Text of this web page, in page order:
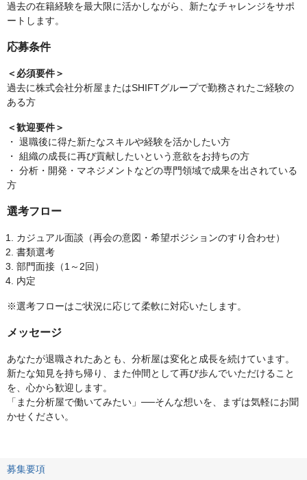
過去の在籍経験を最大限に活かしながら、新たなチャレンジをサポ
ートします。
応募条件
＜必須要件＞
過去に株式会社分析屋またはSHIFTグループで勤務されたご経験の
ある方
＜歓迎要件＞
・ 退職後に得た新たなスキルや経験を活かしたい方
・ 組織の成長に再び貢献したいという意欲をお持ちの方
・ 分析・開発・マネジメントなどの専門領域で成果を出されている
方
選考フロー
カジュアル面談（再会の意図・希望ポジションのすり合わせ）
書類選考
部門面接（1～2回）
内定
※選考フローはご状況に応じて柔軟に対応いたします。
メッセージ
あなたが退職されたあとも、分析屋は変化と成長を続けています。
新たな知見を持ち帰り、また仲間として再び歩んでいただけること
を、心から歓迎します。
「また分析屋で働いてみたい」──そんな想いを、まずは気軽にお聞
かせください。
募集要項